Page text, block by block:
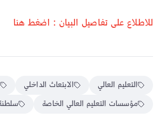
للاطلاع على تفاصيل البيان : اضغط هنا
التعليم العالي الابتعاث الداخلي
مؤسسات التعليم العالي الخاصة